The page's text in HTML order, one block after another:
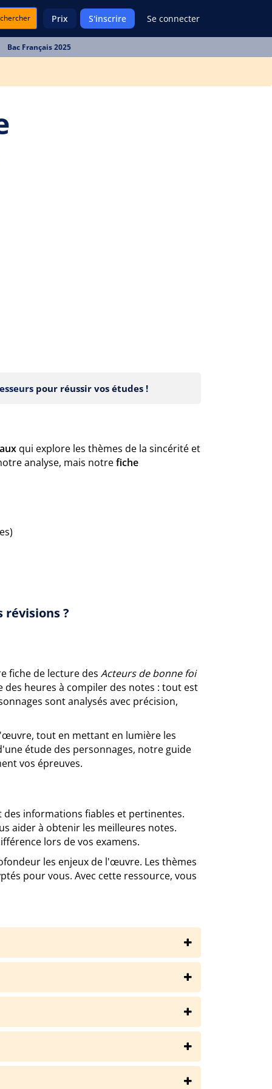
Prix S'inscrire Se connecter
Bac Français 2025
pour réussir vos études !
qui explore les thèmes de la sincérité et
analyse, mais notrefiche
révisions ?
fiche de lecture des Acteurs de bonne foi
heures à compiler des notes : tout est
sont analysés avec précision,
tout en mettant en lumière les
étude des personnages, notre guide
vos épreuves.
informations fiables et pertinentes.
aider à obtenir les meilleures notes.
lors de vos examens.
les enjeux de l'œuvre. Les thèmes
pour vous. Avec cette ressource, vous